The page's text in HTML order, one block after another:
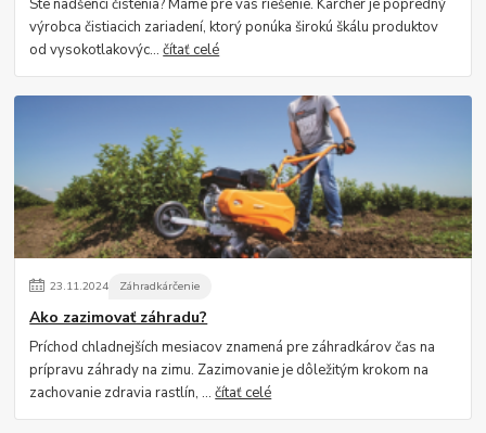
výrobca čistiacich zariadení, ktorý ponúka širokú škálu produktov
od vysokotlakovýc...čítať celé
23.11.2024 Záhradkárčenie
Ako zazimovať záhradu?
Príchod chladnejších mesiacov znamená pre záhradkárov čas na
prípravu záhrady na zimu. Zazimovanie je dôležitým krokom na
zachovanie zdravia rastlín, ...čítať celé